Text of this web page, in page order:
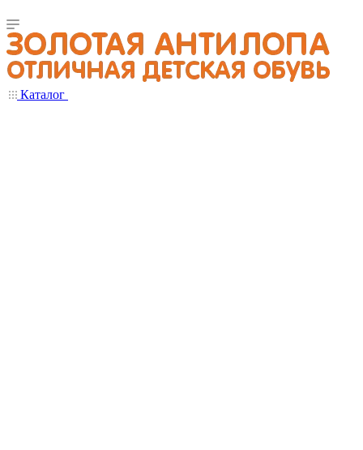
Каталог